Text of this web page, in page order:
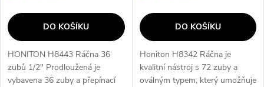
DO KOŠÍKU
HONITON H8443 Ráčna 36
zubů 1/2" Prodloužená je
vybavena 36 zuby a přepínací
DO KOŠÍKU
Honiton H8342 Ráčna je
kvalitní nástroj s 72 zuby a
oválným typem, který umožňuje